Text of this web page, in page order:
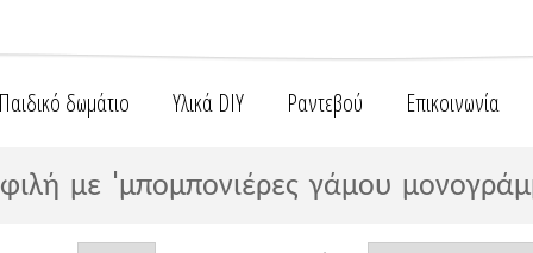
Παιδικό δωμάτιο Υλικά DIY Ραντεβού Επικοινωνία
με 'μπομπονιέρες γάμου